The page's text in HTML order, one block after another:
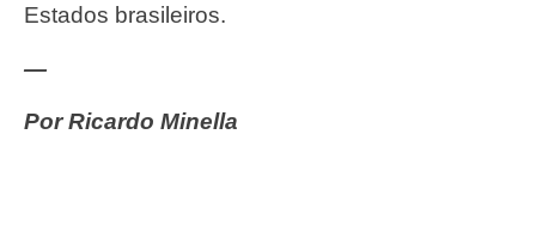
Estados brasileiros.
—
Por Ricardo Minella